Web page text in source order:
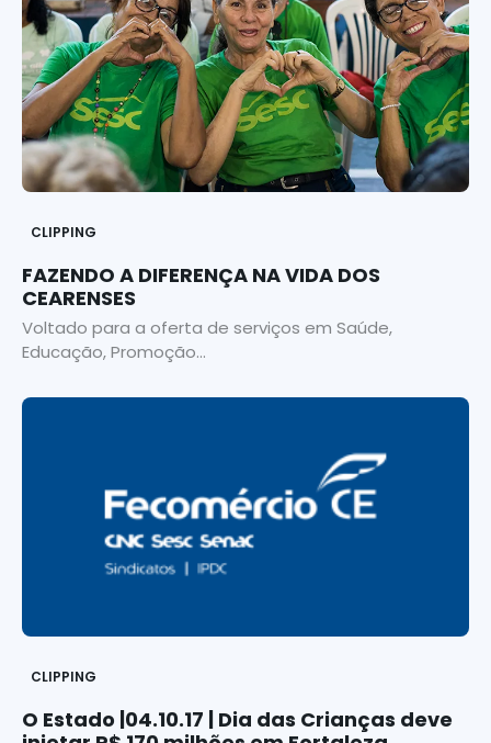
CLIPPING
FAZENDO A DIFERENÇA NA VIDA DOS
CEARENSES
Voltado para a oferta de serviços em Saúde,
Educação, Promoção...
CLIPPING
O Estado |04.10.17 | Dia das Crianças deve